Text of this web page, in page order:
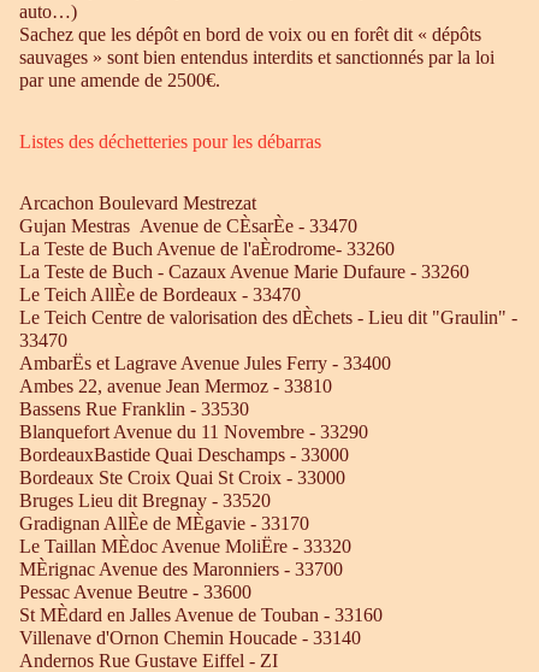
auto…)
Sachez que les dépôt en bord de voix ou en forêt dit « dépôts
sauvages » sont bien entendus interdits et sanctionnés par la loi
par une amende de 2500€.
Listes des déchetteries pour les débarras
Arcachon Boulevard Mestrezat
Gujan Mestras Avenue de CÈsarÈe - 33470
La Teste de Buch Avenue de l'aÈrodrome- 33260
La Teste de Buch - Cazaux Avenue Marie Dufaure - 33260
Le Teich AllÈe de Bordeaux - 33470
Le Teich Centre de valorisation des dÈchets - Lieu dit "Graulin" -
33470
AmbarËs et Lagrave Avenue Jules Ferry - 33400
Ambes 22, avenue Jean Mermoz - 33810
Bassens Rue Franklin - 33530
Blanquefort Avenue du 11 Novembre - 33290
BordeauxBastide Quai Deschamps - 33000
Bordeaux Ste Croix Quai St Croix - 33000
Bruges Lieu dit Bregnay - 33520
Gradignan AllÈe de MÈgavie - 33170
Le Taillan MÈdoc Avenue MoliËre - 33320
MÈrignac Avenue des Maronniers - 33700
Pessac Avenue Beutre - 33600
St MÈdard en Jalles Avenue de Touban - 33160
Villenave d'Ornon Chemin Houcade - 33140
Andernos Rue Gustave Eiffel - ZI